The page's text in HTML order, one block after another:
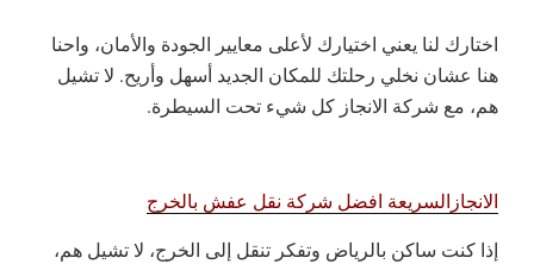
اختارك لنا يعني اختيارك لأعلى معايير الجودة والأمان، واحنا
هنا عشان نخلي رحلتك للمكان الجديد أسهل وأريح. لا تشيل
هم، مع شركة الانجاز كل شيء تحت السيطرة.
الانجازالسريعة افضل شركة نقل عفش بالخرج
إذا كنت ساكن بالرياض وتفكر تنقل إلى الخرج، لا تشيل هم،